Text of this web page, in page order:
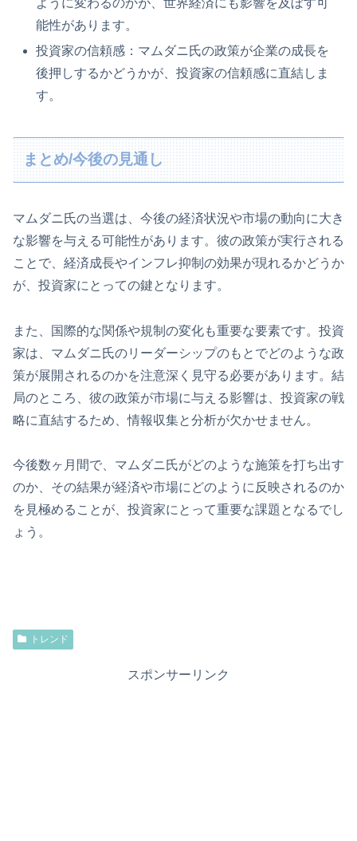
ように変わるのかが、世界経済にも影響を及ぼす可
能性があります。
投資家の信頼感：マムダニ氏の政策が企業の成長を
後押しするかどうかが、投資家の信頼感に直結しま
す。
まとめ/今後の見通し
マムダニ氏の当選は、今後の経済状況や市場の動向に大き
な影響を与える可能性があります。彼の政策が実行される
ことで、経済成長やインフレ抑制の効果が現れるかどうか
が、投資家にとっての鍵となります。
また、国際的な関係や規制の変化も重要な要素です。投資
家は、マムダニ氏のリーダーシップのもとでどのような政
策が展開されるのかを注意深く見守る必要があります。結
局のところ、彼の政策が市場に与える影響は、投資家の戦
略に直結するため、情報収集と分析が欠かせません。
今後数ヶ月間で、マムダニ氏がどのような施策を打ち出す
のか、その結果が経済や市場にどのように反映されるのか
を見極めることが、投資家にとって重要な課題となるでし
ょう。
トレンド
スポンサーリンク